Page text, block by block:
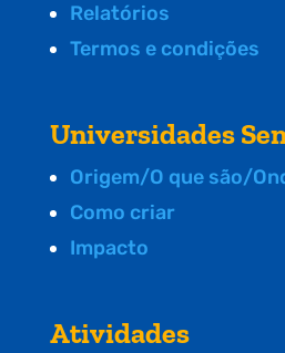
Relatórios
Termos e condições
Universidades
Origem/O que são/
Como criar
Impacto
Atividades